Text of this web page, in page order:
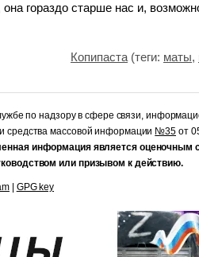
гораздо старше нас и,
Копипаста(теги: маты,
по надзору в сфере связи,
средства массовой информации №35от
информация является оценочным
или призывом к действию.
| GPG key